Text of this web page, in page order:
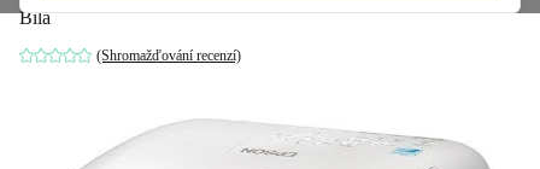
Bílá
(Shromažďování recenzí)